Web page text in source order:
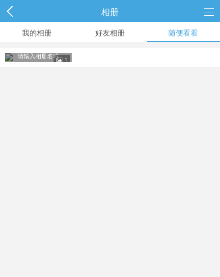
相册
我的相册 好友相册 随便看看
请输入相册名称
 1